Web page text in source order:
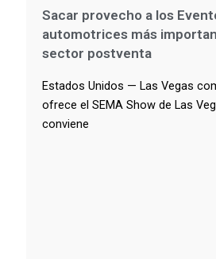
Sacar provecho a los
automotrices más
sector postventa
Estados Unidos — Las Vegas
ofrece el SEMA Show de Las
conviene